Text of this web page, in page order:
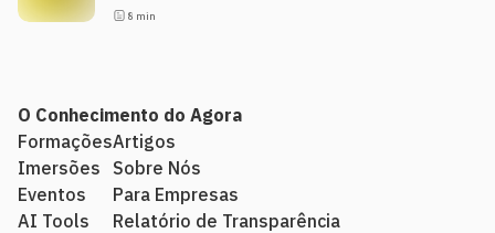
8 min
O Conhecimento do Agora
Formações
Imersões
Eventos
AI Tools
Artigos
Sobre Nós
Para Empresas
Relatório de Transparência